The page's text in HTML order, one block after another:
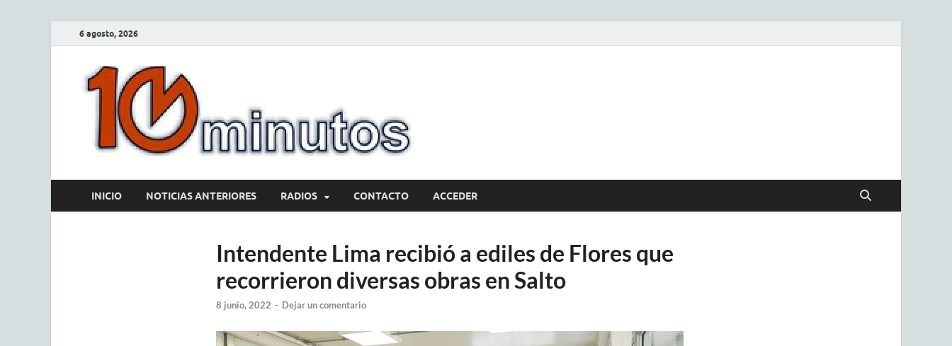
6 agosto, 2026
INICIO NOTICIAS ANTERIORES RADIOS CONTACTO ACCEDER
Intendente Lima recibió a ediles de Flores que
recorrieron diversas obras en Salto
8 junio, 2022 - Dejar un comentario